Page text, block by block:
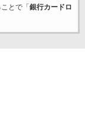
とで「 銀行カードロ